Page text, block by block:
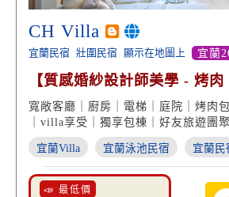
CH Villa
宜蘭民宿 壯圍民宿 顯示在地圖上 宜蘭
【質感婚紗設計師美學 - 烤
應俱全】
寬敞客廳｜廚房｜電梯｜庭院｜烤肉
｜villa享受｜獨享包棟｜好友旅遊團
旅程
宜蘭Villa 宜蘭泳池民宿 宜蘭民
📣 最低價